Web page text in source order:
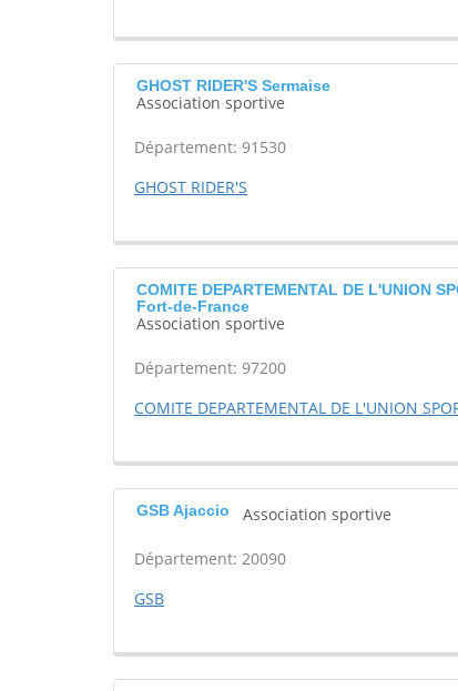
GHOST RIDER'S Sermaise
Association sportive
Département: 91530
GHOST RIDER'S
COMITE DEPARTEMENTAL DE L'UNION
Fort-de-France
Association sportive
Département: 97200
COMITE DEPARTEMENTAL DE L'UNION
GSB Ajaccio Association sportive
Département: 20090
GSB